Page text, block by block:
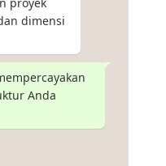
dimensi
Anda